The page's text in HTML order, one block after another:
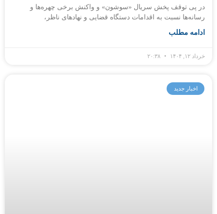
در پی توقف پخش سریال «سوشون» و واکنش برخی چهره‌ها و
رسانه‌ها نسبت به اقدامات دستگاه قضایی و نهادهای ناظر،
ادامه مطلب
خرداد ۱۲, ۱۴۰۴
اخبار جدید